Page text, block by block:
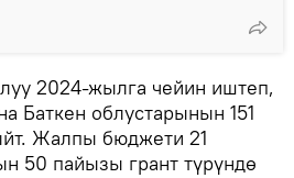
2024-жылга чейин иштеп,
облустарынын 151
Жалпы бюджети 21
50 пайызы грант түрүндө